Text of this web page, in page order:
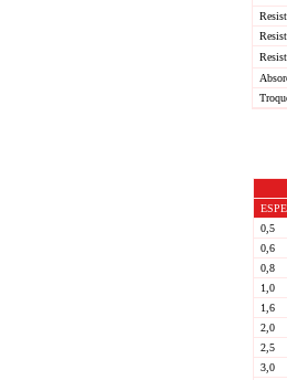
0,5
0,6
0,8
1,0
1,6
2,0
2,5
3,0